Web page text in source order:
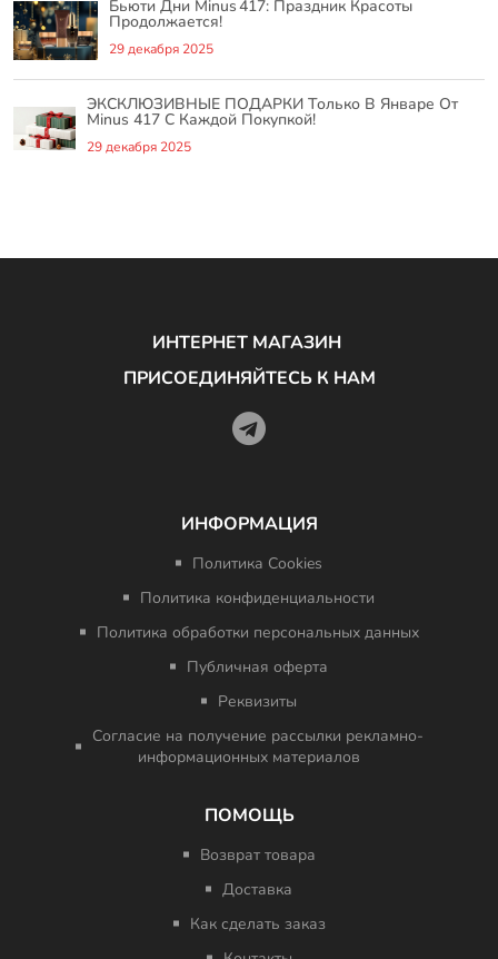
Бьюти Дни Minus 417: Праздник Красоты
Продолжается!
29 декабря 2025
ЭКСКЛЮЗИВНЫЕ ПОДАРКИ Только В Январе От
Minus 417 С Каждой Покупкой!
29 декабря 2025
ИНТЕРНЕТ МАГАЗИН
ПРИСОЕДИНЯЙТЕСЬ К НАМ
ИНФОРМАЦИЯ
Политика Cookies
Политика конфиденциальности
Политика обработки персональных данных
Публичная оферта
Реквизиты
Согласие на получение рассылки рекламно-
информационных материалов
ПОМОЩЬ
Возврат товара
Доставка
Как сделать заказ